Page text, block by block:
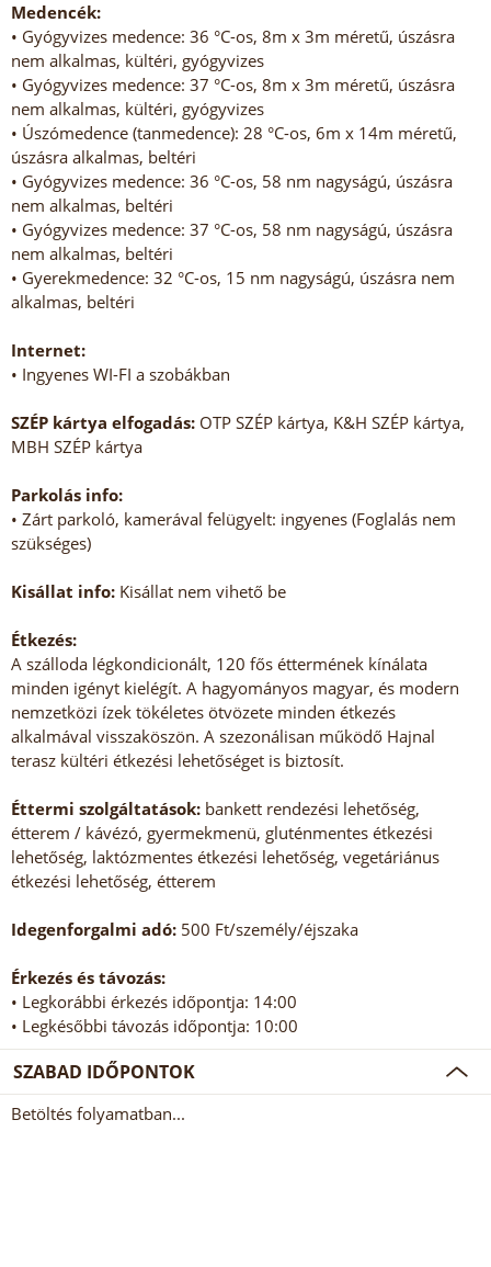
Medencék:
• Gyógyvizes medence: 36 °C-os, 8m x 3m méretű, úszásra
nem alkalmas, kültéri, gyógyvizes
• Gyógyvizes medence: 37 °C-os, 8m x 3m méretű, úszásra
nem alkalmas, kültéri, gyógyvizes
• Úszómedence (tanmedence): 28 °C-os, 6m x 14m méretű,
úszásra alkalmas, beltéri
• Gyógyvizes medence: 36 °C-os, 58 nm nagyságú, úszásra
nem alkalmas, beltéri
• Gyógyvizes medence: 37 °C-os, 58 nm nagyságú, úszásra
nem alkalmas, beltéri
• Gyerekmedence: 32 °C-os, 15 nm nagyságú, úszásra nem
alkalmas, beltéri
Internet:
• Ingyenes WI-FI a szobákban
SZÉP kártya elfogadás: OTP SZÉP kártya, K&H SZÉP kártya,
MBH SZÉP kártya
Parkolás info:
• Zárt parkoló, kamerával felügyelt: ingyenes (Foglalás nem
szükséges)
Kisállat info: Kisállat nem vihető be
Étkezés:
A szálloda légkondicionált, 120 fős éttermének kínálata
minden igényt kielégít. A hagyományos magyar, és modern
nemzetközi ízek tökéletes ötvözete minden étkezés
alkalmával visszaköszön. A szezonálisan működő Hajnal
terasz kültéri étkezési lehetőséget is biztosít.
Éttermi szolgáltatások: bankett rendezési lehetőség,
étterem / kávézó, gyermekmenü, gluténmentes étkezési
lehetőség, laktózmentes étkezési lehetőség, vegetáriánus
étkezési lehetőség, étterem
Idegenforgalmi adó: 500 Ft/személy/éjszaka
Érkezés és távozás:
• Legkorábbi érkezés időpontja: 14:00
• Legkésőbbi távozás időpontja: 10:00
SZABAD IDŐPONTOK
Betöltés folyamatban...